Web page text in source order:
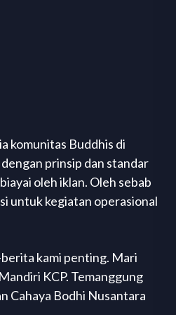
komunitas Buddhis di
prinsip dan standar
oleh iklan. Oleh sebab
untuk kegiatan operasional
kami penting. Mari
KCP. Temanggung
Cahaya Bodhi Nusantara